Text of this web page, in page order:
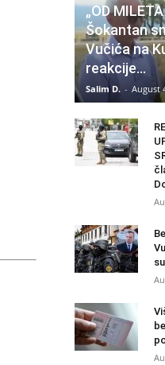
„OD
Šokantan
Vučića na
reakcije…
Salim D. - August